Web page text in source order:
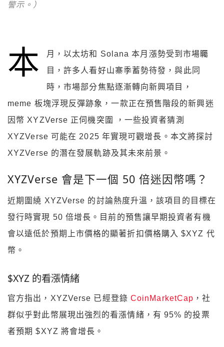
警示。 ）
本
月，以太坊和 Solana 本月漲勢受到市場矚
目，許多人看好山寨季蓄勢待發，與此同
時，市場部分焦點逐漸轉向新興項目，
meme 板塊浮現反彈跡象，一款正在預售階段的新興迷
因幣 XYZVerse 正伺機突圍 ，一些投資者猜測
XYZVerse 可能在 2025 年實現可觀增長。本文將探討
XYZVerse 的潛在發展軌跡及其未來前景。
XYZVerse 會是下一個 50 倍迷因幣嗎？
近期圍繞 XYZVerse 的討論熱度升溫，該項目的目標在
發行時實現 50 倍增長。目前的預售讓早期投資者有機
會以遠低於預期上市價格的顯著折扣價格購入 $XYZ 代
幣。
$XYZ 的看漲情緒
官方指出，XYZVerse 已經登錄 CoinMarketCap ，社
群似乎對此幣展現出強烈的看漲情緒，有 95% 的投票
者預期 $XYZ 將會增長。